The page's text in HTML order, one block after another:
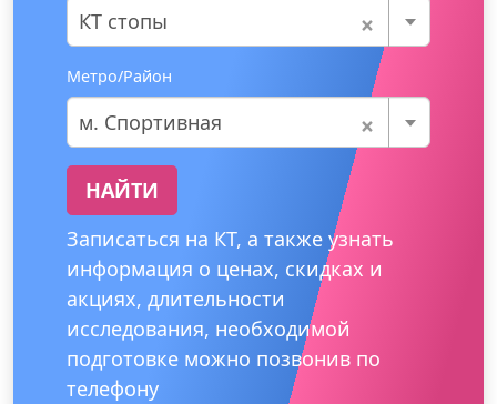
×
КТ стопы
Метро/Район
×
м. Спортивная
НАЙТИ
Записаться на КТ, а также узнать
информация о ценах, скидках и
акциях, длительности
исследования, необходимой
подготовке можно позвонив по
телефону